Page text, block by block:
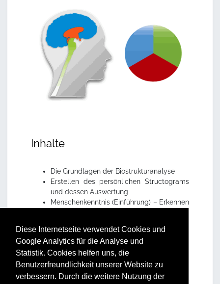
Diese Internetseite verwendet Cookies und
Google Analytics für die Analyse und
Statistik. Cookies helfen uns, die
Benutzerfreundlichkeit unserer Website zu
verbessern. Durch die weitere Nutzung der
Inhalte
Die Grundlagen der Biostrukturanalyse
Erstellen des persönlichen Structograms
und dessen Auswertung
Menschenkenntnis (Einführung) – Erkennen
Structogram
Vorteile und Nutzen